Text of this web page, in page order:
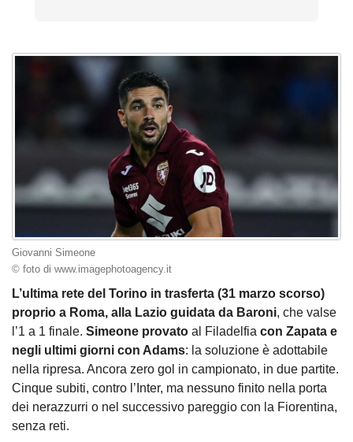
Giovanni Simeone
© foto di www.imagephotoagency.it
L’ultima rete del Torino in trasferta (31 marzo scorso)
proprio a Roma, alla Lazio guidata da Baroni, che valse
l’1 a 1 finale. Simeone provato al Filadelfia con Zapata e
negli ultimi giorni con Adams: la soluzione è adottabile
nella ripresa. Ancora zero gol in campionato, in due partite.
Cinque subiti, contro l’Inter, ma nessuno finito nella porta
dei nerazzurri o nel successivo pareggio con la Fiorentina,
senza reti.